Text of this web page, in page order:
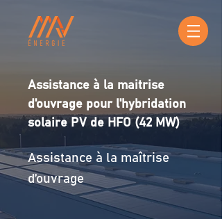
Assistance à la maitrise
d'ouvrage pour l'hybridation
solaire PV de HFO (42 MW)
Assistance à la maîtrise
d’ouvrage